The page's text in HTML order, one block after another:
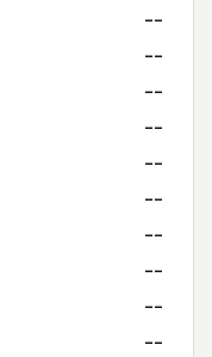
--
--
--
--
--
--
--
--
--
--